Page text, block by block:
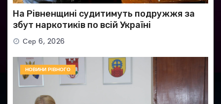
На Рівненщині судитимуть подружжя за
збут наркотиків по всій Україні
Сер 6, 2026
НОВИНИ РІВНОГО